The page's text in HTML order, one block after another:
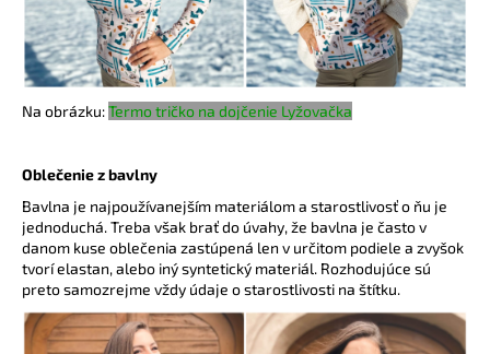
Na obrázku:Termo tričko na dojčenie Lyžovačka
Oblečenie z bavlny
Bavlna je najpoužívanejším materiálom a starostlivosť o ňu je
jednoduchá. Treba však brať do úvahy, že bavlna je často v
danom kuse oblečenia zastúpená len v určitom podiele a zvyšok
tvorí elastan, alebo iný syntetický materiál. Rozhodujúce sú
preto samozrejme vždy údaje o starostlivosti na štítku.